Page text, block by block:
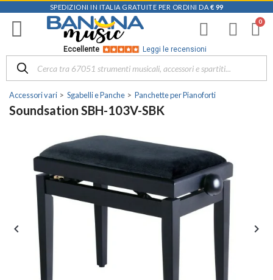
SPEDIZIONI IN ITALIA GRATUITE PER ORDINI DA € 99
Eccellente Leggi le recensioni
Accessori vari Sgabelli e Panche Panchette per Pianoforti
Soundsation SBH-103V-SBK
 